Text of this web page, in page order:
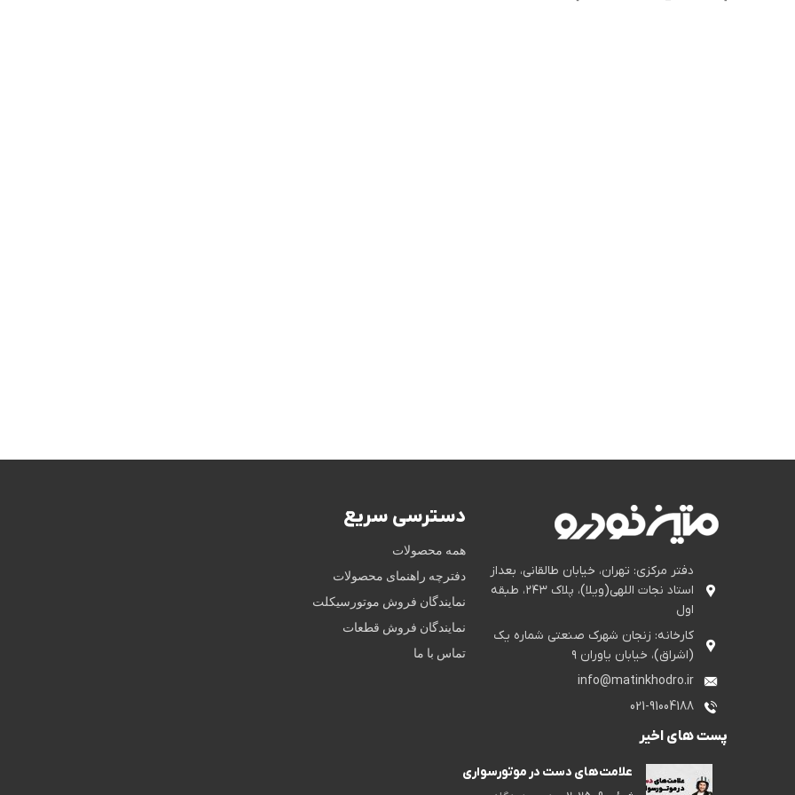
دفتر مرکزی: تهران، خیابان طالقانی، بعداز
استاد نجات اللهی(ویلا)، پلاک ۲۴۳، طبقه
اول
کارخانه: زنجان شهرک صنعتی شماره یک
(اشراق)، خیابان یاوران ۹
info@matinkhodro.ir
021-91004188
دسترسی سریع
همه محصولات
دفترچه راهنمای محصولات
نمایندگان فروش موتورسیکلت
نمایندگان فروش قطعات
تماس با ما
پست های اخیر
علامت‌های دست در موتورسواری